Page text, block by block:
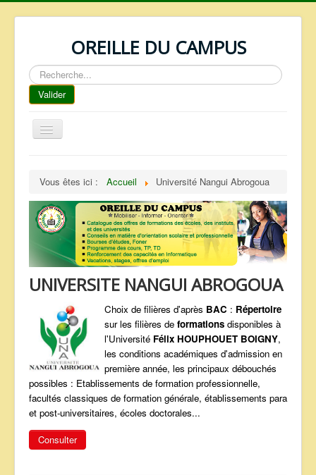
OREILLE DU CAMPUS
Rechercher
Valider
Basculer
la
REPERTOIRE
QUI SOMMES NOUS ?
NOS SERVICES
FAQ
CONTACTS
TELECHARGEMENTS
ANNONCES
Vous êtes ici : Accueil Université Nangui Abrogoua
UNIVERSITE NANGUI ABROGOUA
Choix de filières d'après BAC : Répertoire
sur les filières de formations disponibles à
l'Université Félix HOUPHOUET BOIGNY,
les conditions académiques d'admission en
première année, les principaux débouchés
possibles : Etablissements de formation professionnelle,
facultés classiques de formation générale, établissements para
et post-universitaires, écoles doctorales...
Consulter